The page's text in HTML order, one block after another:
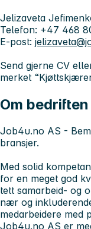
Jelizaveta
Telefon: +47 468
E-post:
Send gjerne CV
merket
Om bedriften
Job4u.no AS -
bransjer.
Med solid
for en meget god
tett samarbeid- og
nær og
medarbeidere med
Job4u.no AS er